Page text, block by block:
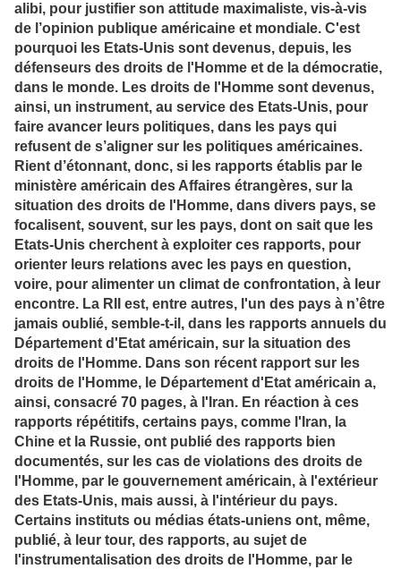
alibi, pour justifier son attitude maximaliste, vis-à-vis
de l’opinion publique américaine et mondiale. C'est
pourquoi les Etats-Unis sont devenus, depuis, les
défenseurs des droits de l'Homme et de la démocratie,
dans le monde. Les droits de l'Homme sont devenus,
ainsi, un instrument, au service des Etats-Unis, pour
faire avancer leurs politiques, dans les pays qui
refusent de s’aligner sur les politiques américaines.
Rient d’étonnant, donc, si les rapports établis par le
ministère américain des Affaires étrangères, sur la
situation des droits de l'Homme, dans divers pays, se
focalisent, souvent, sur les pays, dont on sait que les
Etats-Unis cherchent à exploiter ces rapports, pour
orienter leurs relations avec les pays en question,
voire, pour alimenter un climat de confrontation, à leur
encontre. La RII est, entre autres, l'un des pays à n’être
jamais oublié, semble-t-il, dans les rapports annuels du
Département d'Etat américain, sur la situation des
droits de l'Homme. Dans son récent rapport sur les
droits de l'Homme, le Département d'Etat américain a,
ainsi, consacré 70 pages, à l'Iran. En réaction à ces
rapports répétitifs, certains pays, comme l'Iran, la
Chine et la Russie, ont publié des rapports bien
documentés, sur les cas de violations des droits de
l'Homme, par le gouvernement américain, à l'extérieur
des Etats-Unis, mais aussi, à l'intérieur du pays.
Certains instituts ou médias états-uniens ont, même,
publié, à leur tour, des rapports, au sujet de
l'instrumentalisation des droits de l'Homme, par le